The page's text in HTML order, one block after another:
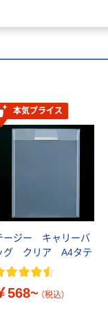
本気プライス
ージー キャリーバ
グ クリア A4タテ
568~ （税込）